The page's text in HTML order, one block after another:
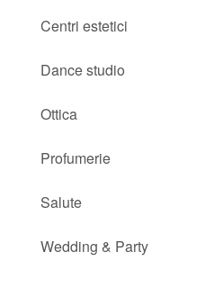
Centri estetici
Dance studio
Ottica
Profumerie
Salute
Wedding & Party